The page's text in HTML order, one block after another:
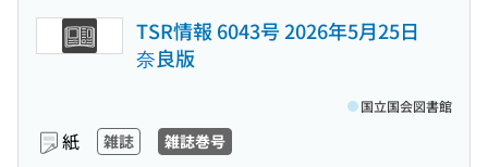
TSR情報 6043号 2026年5月25日
奈良版
紙 雑誌 雑誌巻号
国立国会図書館